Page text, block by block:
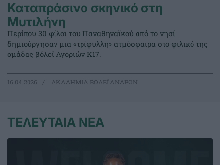
Καταπράσινο σκηνικό στη
Μυτιλήνη
Περίπου 30 φίλοι του Παναθηναϊκού από το νησί
δημιούργησαν μια «τρίφυλλη» ατμόσφαιρα στο φιλικό της
ομάδας βόλεϊ Αγοριών Κ17.
16.04.2026 ΑΚΑΔΗΜΙΑ ΒΟΛΕΪ ΑΝΔΡΩΝ
ΤΕΛΕΥΤΑΙΑ ΝΕΑ